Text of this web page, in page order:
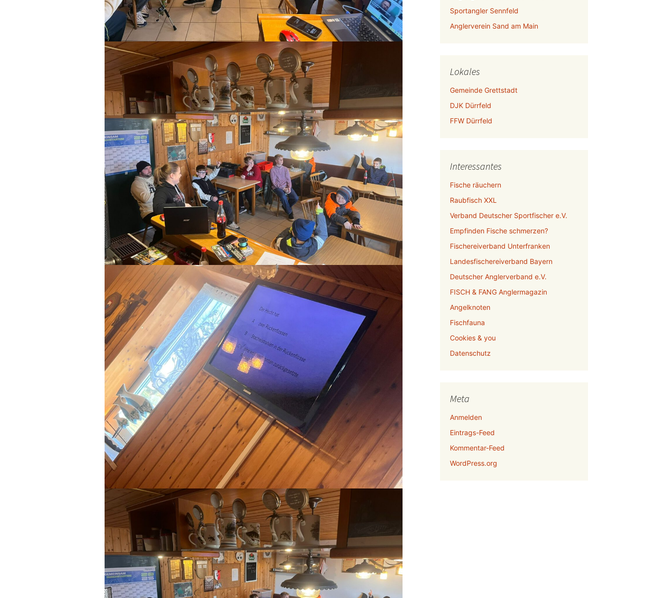
Sportangler Sennfeld
Anglerverein Sand am Main
Lokales
Gemeinde Grettstadt
DJK Dürrfeld
FFW Dürrfeld
Interessantes
Fische räuchern
Raubfisch XXL
Verband Deutscher Sportfischer e.V.
Empfinden Fische schmerzen?
Fischereiverband Unterfranken
Landesfischereiverband Bayern
Deutscher Anglerverband e.V.
FISCH & FANG Anglermagazin
Angelknoten
Fischfauna
Cookies & you
Datenschutz
Meta
Anmelden
Eintrags-Feed
Kommentar-Feed
WordPress.org